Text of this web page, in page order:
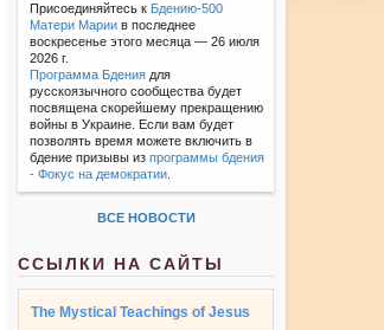
Присоединяйтесь к Бдению-500
Матери Марии в последнее
воскресенье этого месяца — 26 июля
2026 г.
Программа Бдения для
русскоязычного сообщества будет
посвящена скорейшему прекращению
войны в Украине. Если вам будет
позволять время можете включить в
бдение призывы изпрограммы бдения
- Фокус на демократии
ВСЕ НОВОСТИ
ССЫЛКИ НА САЙТЫ
The Mystical Teachings of Jesus